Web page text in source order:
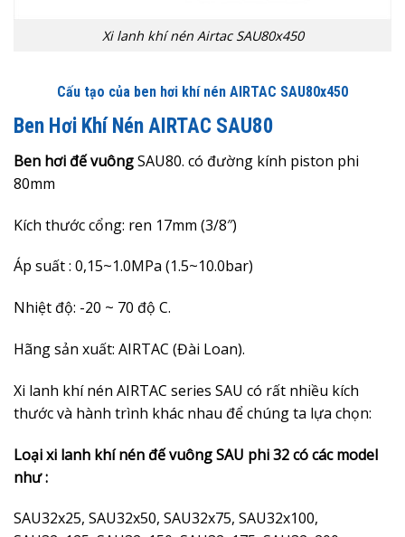
Xi lanh khí nén Airtac SAU80x450
Cấu tạo của ben hơi khí nén AIRTAC SAU80x450
Ben Hơi Khí Nén AIRTAC SAU80
Ben hơi đế vuôngSAU80. có đường kính piston phi
80mm
Kích thước cổng: ren 17mm (3/8″)
Áp suất : 0,15~1.0MPa (1.5~10.0bar)
Nhiệt độ: -20 ~ 70 độ C.
Hãng sản xuất: AIRTAC (Đài Loan).
Xi lanh khí nén AIRTAC series SAU có rất nhiều kích
thước và hành trình khác nhau để chúng ta lựa chọn:
Loại xi lanh khí nén đế vuông SAU phi 32 có các model
như :
SAU32x25, SAU32x50, SAU32x75, SAU32x100,